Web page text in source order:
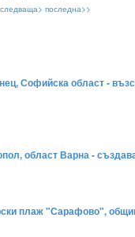
следваща> последна>>
Софийска област -
област Варна -
плаж "Сарафово",